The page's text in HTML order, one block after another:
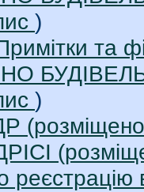
)
та
)